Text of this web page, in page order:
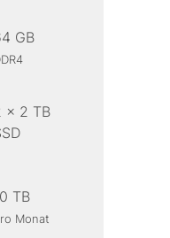
GB
x 2 TB
TB
Monat